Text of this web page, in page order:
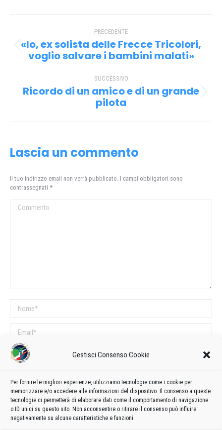
Gestisci Consenso Cookie
Per fornire le migliori esperienze, utilizziamo tecnologie come i cookie per
memorizzare e/o accedere alle informazioni del dispositivo. Il consenso a queste
tecnologie ci permetterà di elaborare dati come il comportamento di navigazione
o ID unici su questo sito. Non acconsentire o ritirare il consenso può influire
negativamente su alcune caratteristiche e funzioni.
tra PRECEDENTE
Post
precedente:
«Io, ex solista delle Frecce Tricolori,
voglio salvare i bambini malati»
SUCCESSIVO
Prossimo
post:
Ricordo di un amico e di un grande
pilota
Lascia un commento
Il tuo indirizzo email non verrà pubblicato. I campi obbligatori sono
contrassegnati *
Commento
Nome *
Email *
Sito web
COMMENTI SUL POST
Questo sito utilizza Akismet per ridurre lo spam.Scopri come vengono
elaborati i dati derivati dai commenti.